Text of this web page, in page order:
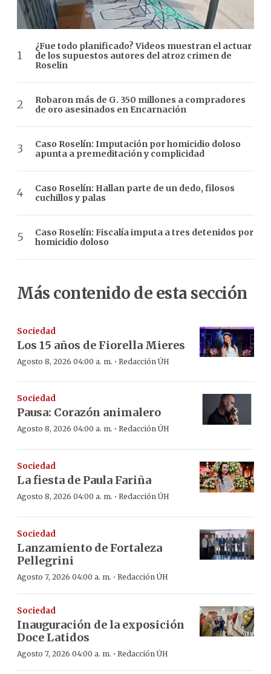
¿Fue todo planificado? Videos muestran el actuar
de los supuestos autores del atroz crimen de
Roselin
Robaron más de G. 350 millones a compradores
de oro asesinados en Encarnación
Caso Roselín: Imputación por homicidio doloso
apunta a premeditación y complicidad
Caso Roselín: Hallan parte de un dedo, filosos
cuchillos y palas
Caso Roselín: Fiscalía imputa a tres detenidos por
homicidio doloso
Más contenido de esta sección
Sociedad
Los 15 años de Fiorella Mieres
Agosto 8, 2026 04:00 a. m. · Redacción ÚH
Sociedad
Pausa: Corazón animalero
Agosto 8, 2026 04:00 a. m. · Redacción ÚH
Sociedad
La fiesta de Paula Fariña
Agosto 8, 2026 04:00 a. m. · Redacción ÚH
Sociedad
Lanzamiento de Fortaleza
Pellegrini
Agosto 7, 2026 04:00 a. m. · Redacción ÚH
Sociedad
Inauguración de la exposición
Doce Latidos
Agosto 7, 2026 04:00 a. m. · Redacción ÚH